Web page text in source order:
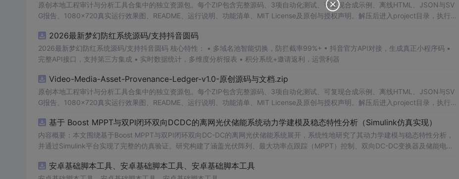
原创本地工程审计与分析工具合集中的独立资源包。每个ZIP包含完整源码、3项自动化测试、可复现合成示例、离线HTML、JSON与SV
G报告、1080×720真实运行效果图、README、运行说明、功能清单、MIT License及原创与授权声明。解压后进入project目录，执行np
源码、Logo、官方截图、论文、生产日志或其他受限素材。适合前端开发、AI应用工程、测试审计和课程实践。
2026最新梦幻防红系统源码/支持抖音圆码
2026最新梦幻防红系统源码/支持抖音圆码 核心特性： • 多域名池智能切换，防拦截率99%+ • 抖音官方API对接，生成真正小程序码 •
完整API接口，支持第三方集成 • 实时数据统计，多维度分析报表 • 积分系统+邀请返利，运营利器
Video-Media-Asset-Provenance-Ledger-v1.0-原创源码与文档.zip
原创本地工程审计与分析工具合集中的独立资源包。每个ZIP包含完整源码、3项自动化测试、可复现合成示例、离线HTML、JSON与SV
G报告、1080×720真实运行效果图、README、运行说明、功能清单、MIT License及原创与授权声明。解压后进入project目录，执行np
源码、Logo、官方截图、论文、生产日志或其他受限素材。适合前端开发、AI应用工程、测试审计和课程实践。
基于 Boost MPPT与双PI闭环双向DCDC的离网光伏储能系统动力学建模及稳态特性分析（Simulink仿真实现）
内容概要：本文围绕基于Boost MPPT与双PI闭环双向DC-DC的离网光伏储能系统展开，系统性地研究了其动力学建模与稳态特性分析，
并通过Simulink平台实现了完整的仿真验证。研究构建了涵盖光伏阵列、最大功率点跟踪（MPPT）控制、双向DC-DC变换器及储能电池
入分析了系统在光照强度与环境温度双重扰动下的动态响应与稳态性能，验证了所提出模型的准确性与控制策略在不同工况下的鲁棒性与
安卓基础脚本工具、安卓基础脚本工具、安卓基础脚本工具